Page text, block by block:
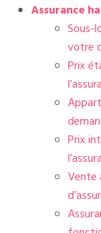
Assurance
Sous-
votre
Prix
Prix
Vente